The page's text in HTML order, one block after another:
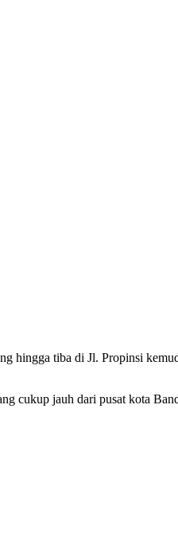
hingga tiba di Jl. Propinsi
cukup jauh dari pusat kota